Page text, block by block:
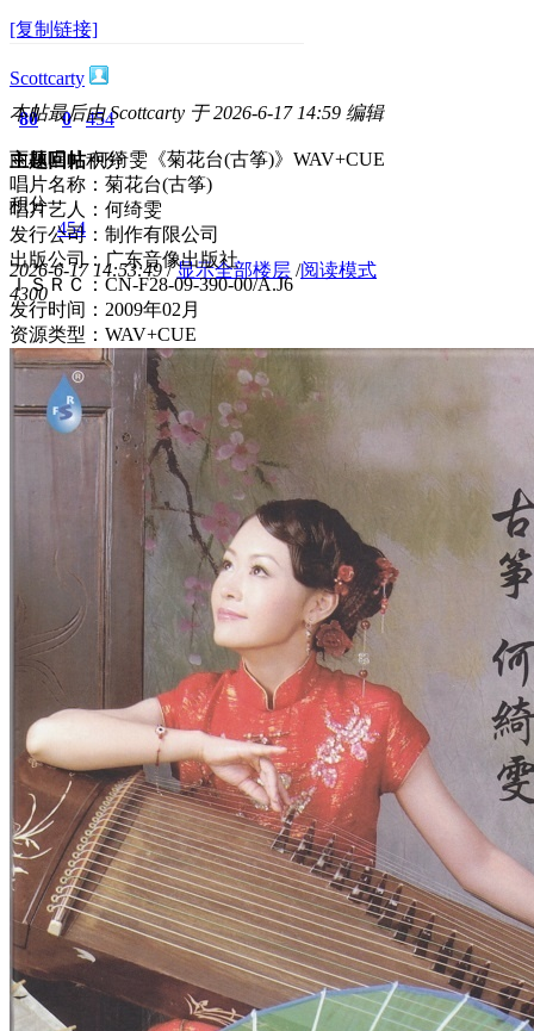
[复制链接]
Scottcarty
80
主题
0
回帖
454
积分
积分
454
2026-6-17 14:53:49 / 显示全部楼层 /阅读模式
4300
本帖最后由 Scottcarty 于 2026-6-17 14:59 编辑
雨林唱片 何绮雯《菊花台(古筝)》WAV+CUE
唱片名称：菊花台(古筝)
唱片艺人：何绮雯
发行公司：制作有限公司
出版公司：广东音像出版社
ＩＳＲＣ：CN-F28-09-390-00/A.J6
发行时间：2009年02月
资源类型：WAV+CUE